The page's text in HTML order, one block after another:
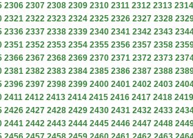
2306 2307 2308 2309 2310 2311 2312 2313 2314
2321 2322 2323 2324 2325 2326 2327 2328
2336 2337 2338 2339 2340 2341 2342 2343
2351 2352 2353 2354 2355 2356 2357 2358
2366 2367 2368 2369 2370 2371 2372 2373
2381 2382 2383 2384 2385 2386 2387 2388
2396 2397 2398 2399 2400 2401 2402 2403
2411 2412 2413 2414 2415 2416 2417 2418 2419
2426 2427 2428 2429 2430 2431 2432 2433
2441 2442 2443 2444 2445 2446 2447 2448